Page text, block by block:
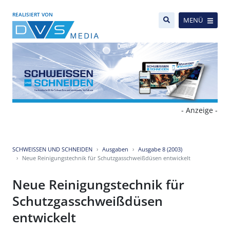
REALISIERT VON
MENÜ
- Anzeige -
SCHWEISSEN UND SCHNEIDEN Ausgaben
Ausgabe 8 (2003)
Neue Reinigungstechnik für Schutzgasschweißdüsen entwickelt
Neue Reinigungstechnik für
Schutzgasschweißdüsen
entwickelt